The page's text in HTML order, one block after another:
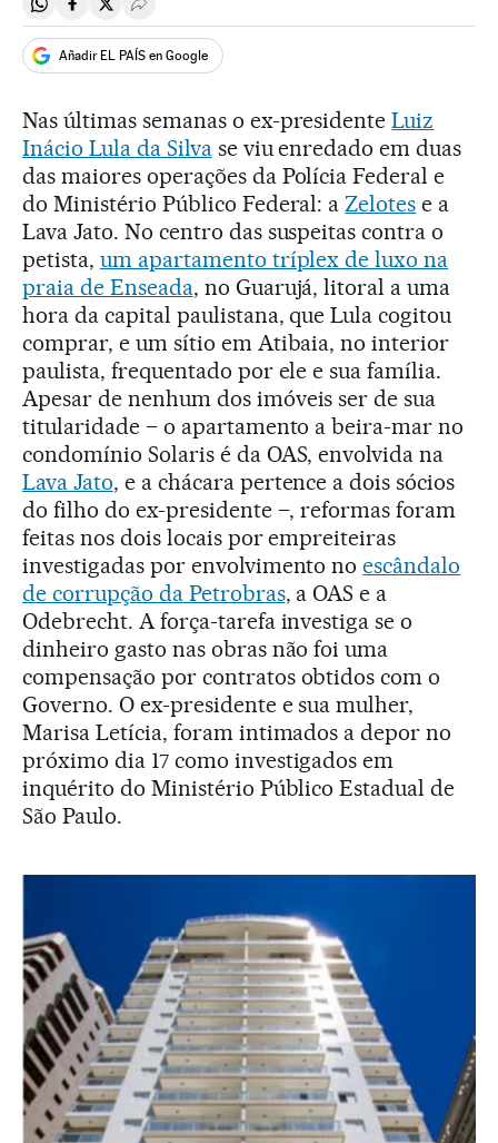
Compartir en Whatsapp
Compartir en Facebook
Compartir en Twitter
Desplegar Redes Sociales
Añadir EL PAÍS en Google
Nas últimas semanas o ex-presidenteLuiz
Inácio Lula da Silvase viu enredado em duas
das maiores operações da Polícia Federal e
do Ministério Público Federal: aZelotes e a
Lava Jato. No centro das suspeitas contra o
petista, um apartamento tríplex de luxo na
praia de Enseada, no Guarujá, litoral a uma
hora da capital paulistana, que Lula cogitou
comprar, e um sítio em Atibaia, no interior
paulista, frequentado por ele e sua família.
Apesar de nenhum dos imóveis ser de sua
titularidade – o apartamento a beira-mar no
condomínio Solaris é da OAS, envolvida na
Lava Jato, e a chácara pertence a dois sócios
do filho do ex-presidente –, reformas foram
feitas nos dois locais por empreiteiras
investigadas por envolvimento noescândalo
de corrupção da Petrobras, a OAS e a
Odebrecht. A força-tarefa investiga se o
dinheiro gasto nas obras não foi uma
compensação por contratos obtidos com o
Governo. O ex-presidente e sua mulher,
Marisa Letícia, foram intimados a depor no
próximo dia 17 como investigados em
inquérito do Ministério Público Estadual de
São Paulo.